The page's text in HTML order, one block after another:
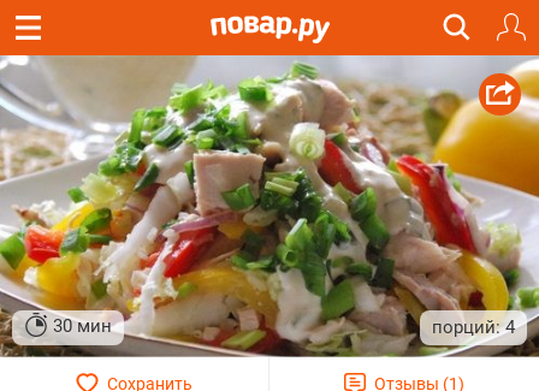
30 мин 4